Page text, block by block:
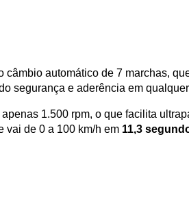
câmbio automático de 7 marchas,
segurança e aderência em
1.500 rpm, o que facilita
vai de 0 a 100 km/h em 11,3